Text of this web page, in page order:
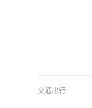
交通出行